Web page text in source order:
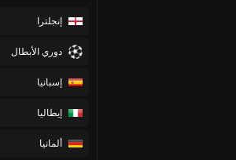
إنجلترا
دوري الأبطال
إسبانيا
إيطاليا
ألمانيا